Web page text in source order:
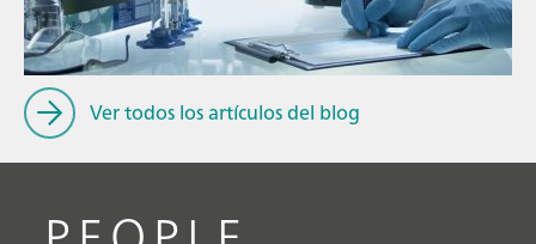
Ver todos los artículos del blog